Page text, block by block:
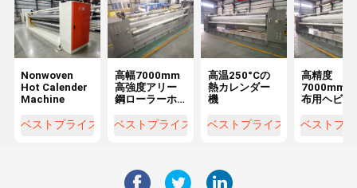
Nonwoven
Hot Calender
Machine
ベストプライス
高幅7000mm
高強度アリー
鋼ローラーホ
ー機
ベストプライス
高温250°Cの
熱カレンダー
機
ベストプライス
高精度
7000mm
布用ヘビー
ベストプ